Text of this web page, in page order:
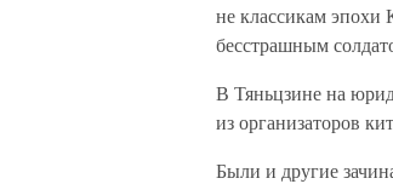
не классикам эпохи
бесстрашным
В Тяньцзине на
из организаторов
Были и другие